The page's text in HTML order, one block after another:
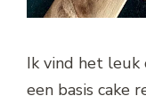
Ik vind het
een basis cake